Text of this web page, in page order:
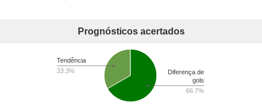
Prognósticos acertados
Diferença de
gols
66.7%
Tendência
33.3%